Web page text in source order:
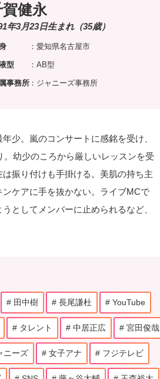
健永
年3月23日生まれ（35歳）
：愛知県名古屋市
型 ：AB型
事務所：ジャニーズ事務所
少。嵐のコンサートに感銘を受け、
幼少のころから厳しいレッスンを受
振り付けも手掛ける。美肌の持ち主
ケアに手を抜かない。ライブMCで
としてメンバーに止められるなど、
田中樹 長尾謙杜 YouTube
タレント 中居正広 宮田俊哉
ニーズ 女子アナ フジテレビ